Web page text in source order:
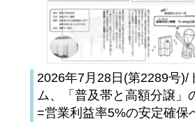
2026年7月28日(第2289号)/
ム、「普及帯と高額分譲」
=営業利益率5%の安定確保